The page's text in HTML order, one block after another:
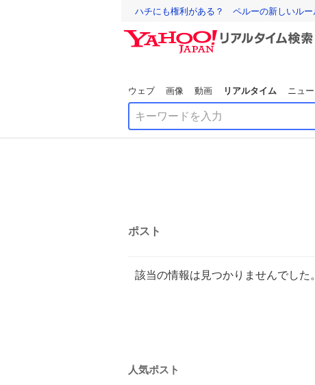
ハチにも権利がある？ ペルーの新しいルー
ウェブ 画像 動画 リアルタイム ニュ
ポスト
該当の情報は見つかりませんでした。
人気ポスト